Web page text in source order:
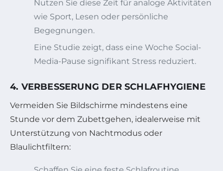
Nutzen Sie diese Zeit für analoge Aktivitäten
wie Sport, Lesen oder persönliche
Begegnungen.
Eine Studie zeigt, dass eine Woche Social-
Media-Pause signifikant Stress reduziert.
4. VERBESSERUNG DER SCHLAFHYGIENE
Vermeiden Sie Bildschirme mindestens eine
Stunde vor dem Zubettgehen, idealerweise mit
Unterstützung von Nachtmodus oder
Blaulichtfiltern: